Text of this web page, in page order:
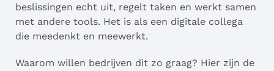
beslissingen echt uit, regelt taken en werkt samen
met andere tools. Het is als een digitale collega
die meedenkt en meewerkt.
Waarom willen bedrijven dit zo graag? Hier zijn de